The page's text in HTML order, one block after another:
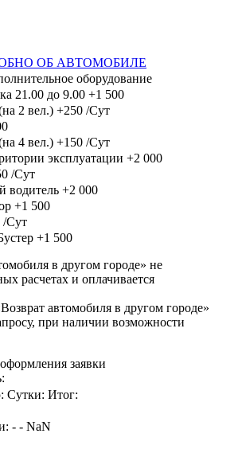
ОБ АВТОМОБИЛЕ
оборудование
21.00 до 9.00 +1 500
2 вел.) +250 /Сут
4 вел.) +150 /Сут
эксплуатации +2 000
/Сут
водитель +2 000
+1 500
/Сут
+1 500
в другом городе» не
расчетах и оплачивается
автомобиля в другом городе»
при наличии возможности
заявки
Сутки: Итог:
- - NaN